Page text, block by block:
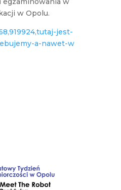
w Opolu.
jest-
a-nawet-w